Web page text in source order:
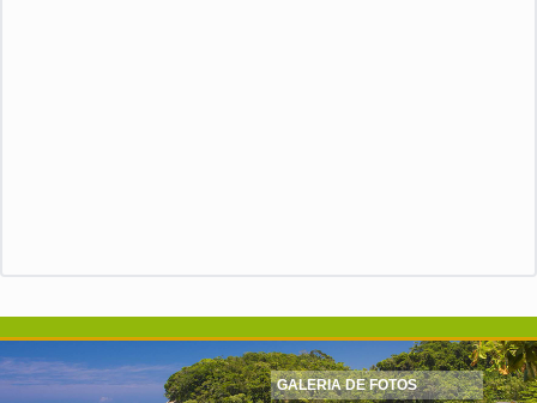
GALERIA DE FOTOS